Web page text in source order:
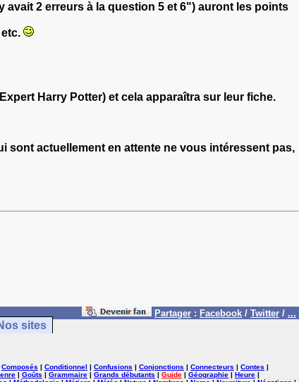
avait 2 erreurs à la question 5 et 6") auront les points
Harry Potter) et cela apparaîtra sur leur fiche.
sont actuellement en attente ne vous intéressent pas,
Partager : Facebook / Twitter / ...
sites
Composés | Conditionnel | Confusions | Conjonctions | Connecteurs | Contes |
| Goûts | Grammaire | Grands débutants | Guide | Géographie | Heure |